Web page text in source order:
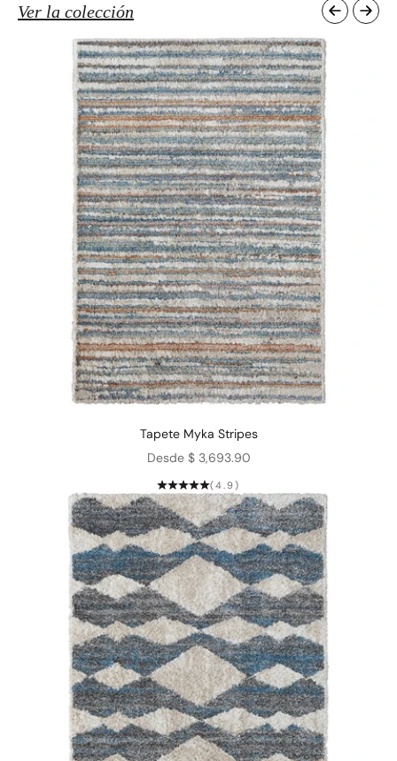
Ver la colección
Tapete Myka Stripes
Precio de oferta
Desde $ 3,693.90
(4.9)